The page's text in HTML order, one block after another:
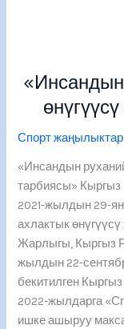
Спорт жаңылыктар
«Инсандын
тарбиясы»
2021-жылдын 29-
ахлактык
Жарлыгы, Кыргыз
жылдын 22-
бекитилген
2022-жылдарга
ишке ашыруу
адеп-
жана
тарбиясы»